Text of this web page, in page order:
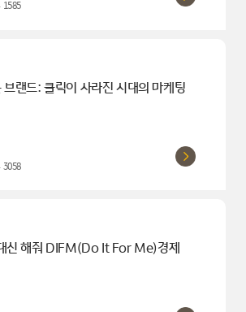
1585
랜드: 클릭이 사라진 시대의 마케팅
3058
신 해줘 DIFM(Do It For Me)경제